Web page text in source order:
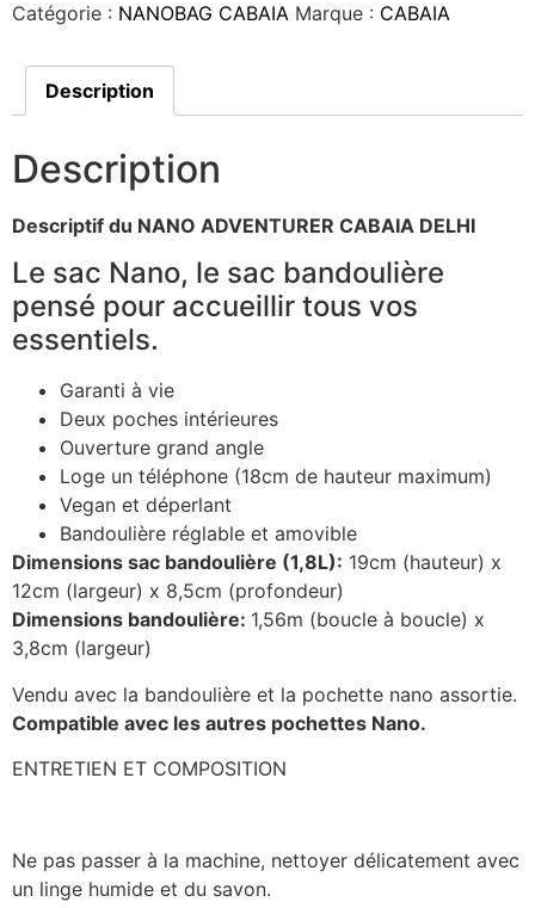
Catégorie : NANOBAG CABAIA Marque : CABAIA
Description
Description
Descriptif du NANO ADVENTURER CABAIA DELHI
Le sac Nano, le sac bandoulière
pensé pour accueillir tous vos
essentiels.
Garanti à vie
Deux poches intérieures
Ouverture grand angle
Loge un téléphone (18cm de hauteur maximum)
Vegan et déperlant
Bandoulière réglable et amovible
Dimensions sac bandoulière (1,8L): 19cm (hauteur) x
12cm (largeur) x 8,5cm (profondeur)
Dimensions bandoulière: 1,56m (boucle à boucle) x
3,8cm (largeur)
Vendu avec la bandoulière et la pochette nano assortie.
Compatible avec les autres pochettes Nano.
ENTRETIEN ET COMPOSITION
Ne pas passer à la machine, nettoyer délicatement avec
un linge humide et du savon.